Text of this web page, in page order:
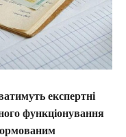
експертні
функціонування